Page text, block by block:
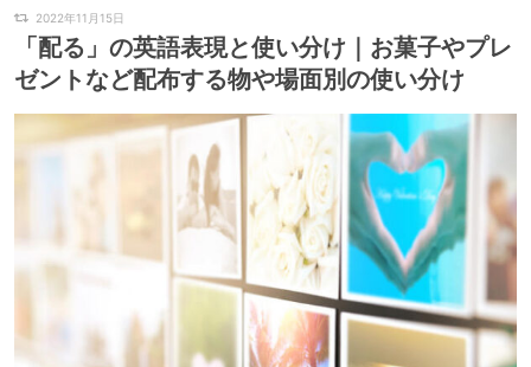
2022年11月15日
「配る」の英語表現と使い分け｜お菓子やプレ
ゼントなど配布する物や場面別の使い分け